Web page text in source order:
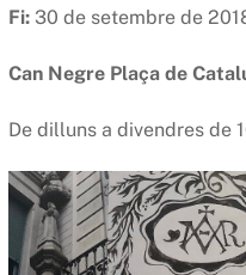
Fi: 30 de setembre de
Can Negre Plaça de
De dilluns a divendres de